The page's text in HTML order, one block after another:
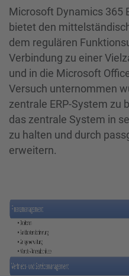
Microsoft Dynamics 365
bietet den
dem regulären
Verbindung zu einer
und in die Microsoft
Versuch unternommen
zentrale ERP-System zu
das zentrale System in
zu halten und durch
erweitern.